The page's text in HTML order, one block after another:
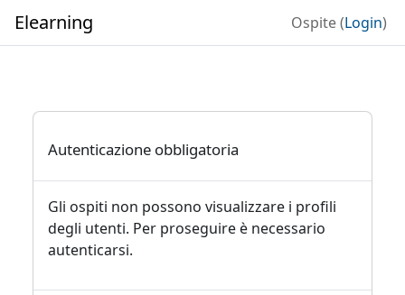
Elearning Ospite (Login)
Autenticazione obbligatoria
Gli ospiti non possono visualizzare i profili
degli utenti. Per proseguire è necessario
autenticarsi.